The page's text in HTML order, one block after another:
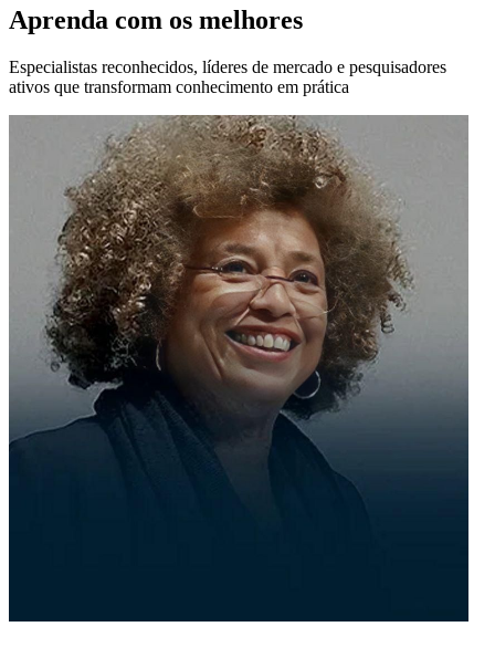
Aprenda com os melhores
Especialistas reconhecidos, líderes de mercado e pesquisadores
ativos que transformam conhecimento em prática